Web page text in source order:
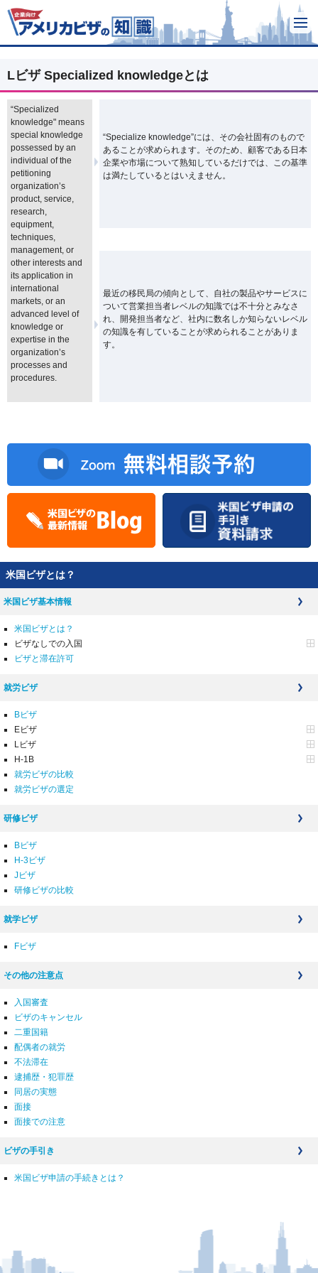
Lビザ Specialized knowledgeとは
“Specialized
knowledge" means
special knowledge
possessed by an
individual of the
petitioning
organization’s
product, service,
research,
equipment,
techniques,
management, or
other interests and
its application in
international
markets, or an
advanced level of
knowledge or
expertise in the
organization’s
processes and
procedures.
“Specialize knowledge”には、その会社固有のもので
あることが求められます。そのため、顧客である日本
企業や市場について熟知しているだけでは、この基準
は満たしているとはいえません。
最近の移民局の傾向として、自社の製品やサービスに
ついて営業担当者レベルの知識では不十分とみなさ
れ、開発担当者など、社内に数名しか知らないレベル
の知識を有していることが求められることがありま
す。
米国ビザとは？
米国ビザ基本情報
米国ビザとは？
ビザなしでの入国
ビザと滞在許可
就労ビザ
Bビザ
Eビザ
Lビザ
H-1B
就労ビザの比較
就労ビザの選定
研修ビザ
Bビザ
H-3ビザ
Jビザ
研修ビザの比較
就学ビザ
Fビザ
その他の注意点
入国審査
ビザのキャンセル
二重国籍
配偶者の就労
不法滞在
逮捕歴・犯罪歴
同居の実態
面接
面接での注意
ビザの手引き
米国ビザ申請の手続きとは？